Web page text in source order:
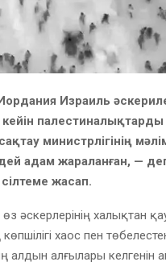
Израиль
министрлігінің
адам жараланған, —
жасап.
әскерлерінің халықтан
хаос пен
алғылары келгенін